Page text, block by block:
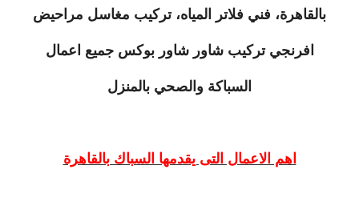
بالقاهرة، فني فلاتر المياه، تركيب مغاسل مراحيض
افرنجي تركيب شاور شاور بوكس جميع اعمال
السباكة والصحي بالمنزل
اهم الاعمال التى يقدمها السباك بالقاهرة